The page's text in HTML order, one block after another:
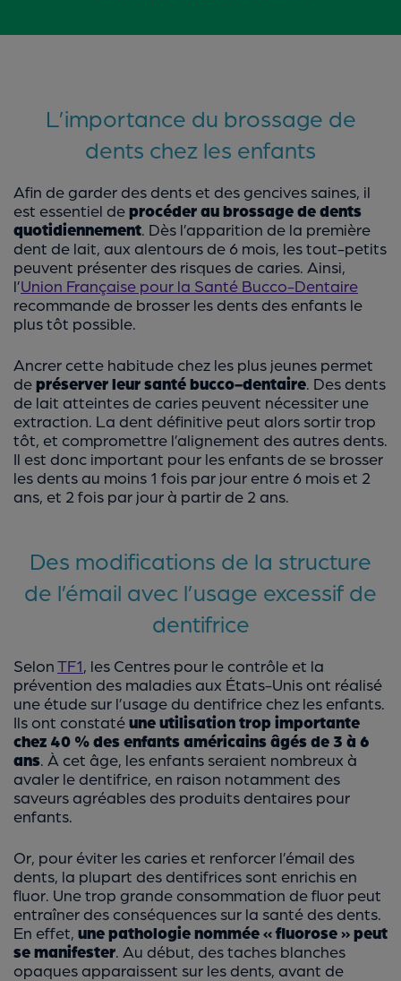
L’importance du brossage de
dents chez les enfants
Afin de garder des dents et des gencives saines, il
est essentiel deprocéder au brossage de dents
quotidiennement . Dès l’apparition de la première
dent de lait, aux alentours de 6 mois, les tout-petits
peuvent présenter des risques de caries. Ainsi,
l’Union Française pour la Santé Bucco-Dentaire
recommande de brosser les dents des enfants le
plus tôt possible.
Ancrer cette habitude chez les plus jeunes permet
depréserver leur santé bucco-dentaire . Des dents
de lait atteintes de caries peuvent nécessiter une
extraction. La dent définitive peut alors sortir trop
tôt, et compromettre l’alignement des autres dents.
Il est donc important pour les enfants de se brosser
les dents au moins 1 fois par jour entre 6 mois et 2
ans, et 2 fois par jour à partir de 2 ans.
Des modifications de la structure
de l’émail avec l’usage excessif de
dentifrice
SelonTF1 , les Centres pour le contrôle et la
prévention des maladies aux États-Unis ont réalisé
une étude sur l’usage du dentifrice chez les enfants.
Ils ont constatéune utilisation trop importante
chez 40 % des enfants américains âgés de 3 à 6
ans . À cet âge, les enfants seraient nombreux à
avaler le dentifrice, en raison notamment des
saveurs agréables des produits dentaires pour
enfants.
Or, pour éviter les caries et renforcer l’émail des
dents, la plupart des dentifrices sont enrichis en
fluor. Une trop grande consommation de fluor peut
entraîner des conséquences sur la santé des dents.
En effet, une pathologie nommée « fluorose » peut
se manifester . Au début, des taches blanches
opaques apparaissent sur les dents, avant de